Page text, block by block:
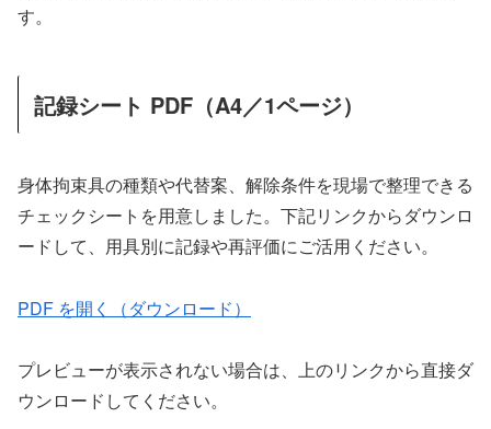
す。
記録シート PDF（A4／1ページ）
身体拘束具の種類や代替案、解除条件を現場で整理できる
チェックシートを用意しました。下記リンクからダウンロ
ードして、用具別に記録や再評価にご活用ください。
PDF を開く（ダウンロード）
プレビューが表示されない場合は、上のリンクから直接ダ
ウンロードしてください。